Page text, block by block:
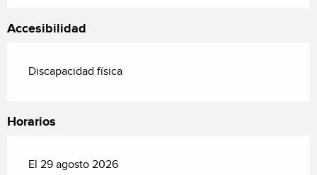
Accesibilidad
Discapacidad física
Horarios
El 29 agosto 2026